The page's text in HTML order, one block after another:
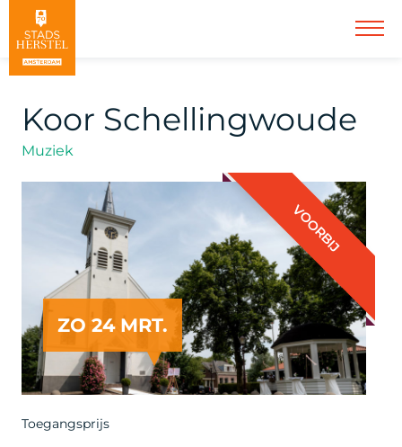
Koor Schellingwoude
Muziek
ZO 24 MRT.
VOORBIJ
Toegangsprijs